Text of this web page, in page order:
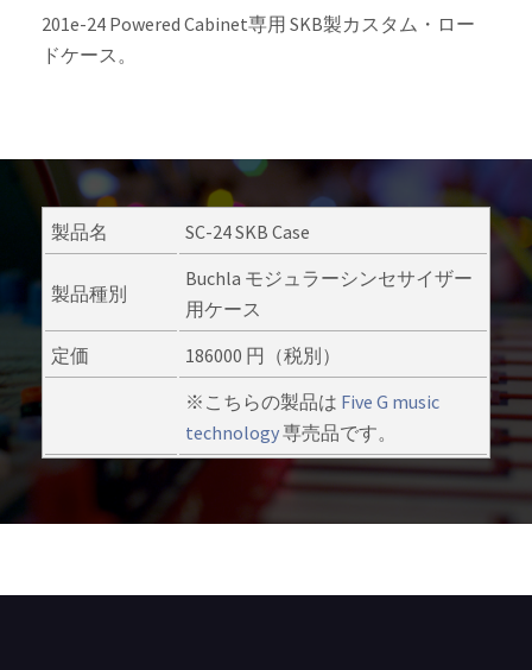
201e-24 Powered Cabinet専用 SKB製カスタム・ロー
ドケース。
製品名 SC-24 SKB Case
製品種別
Buchla モジュラーシンセサイザー
用ケース
定価
186000 円（税別）
※こちらの製品は Five G music
technology専売品です。